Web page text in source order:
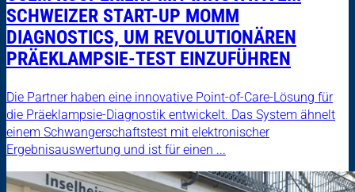
SCHWEIZER START-UP MOMM
DIAGNOSTICS, UM REVOLUTIONÄREN
PRÄEKLAMPSIE-TEST EINZUFÜHREN
Die Partner haben eine innovative Point-of-Care-Lösung für
die Präeklampsie-Diagnostik entwickelt. Das System ähnelt
einem Schwangerschaftstest mit elektronischer
Ergebnisauswertung und ist für einen ...